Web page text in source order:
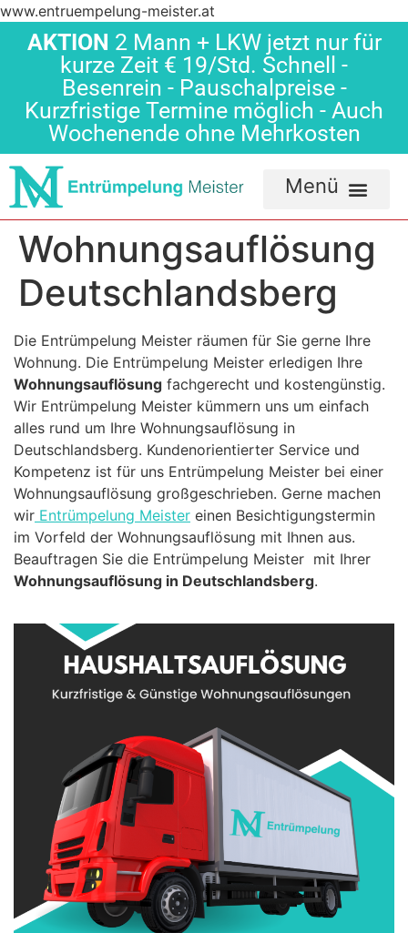
www.entruempelung-meister.at
AKTION 2 Mann + LKW jetzt nur für
kurze Zeit € 19/Std. Schnell -
Besenrein - Pauschalpreise -
Kurzfristige Termine möglich - Auch
Wochenende ohne Mehrkosten
Wohnungsauflösung
Deutschlandsberg
Die Entrümpelung Meister räumen für Sie gerne Ihre
Wohnung. Die Entrümpelung Meister erledigen Ihre
Wohnungsauflösung fachgerecht und kostengünstig.
Wir Entrümpelung Meister kümmern uns um einfach
alles rund um Ihre Wohnungsauflösung in
Deutschlandsberg. Kundenorientierter Service und
Kompetenz ist für uns Entrümpelung Meister bei einer
Wohnungsauflösung großgeschrieben. Gerne machen
wir Entrümpelung Meister einen Besichtigungstermin
im Vorfeld der Wohnungsauflösung mit Ihnen aus.
Beauftragen Sie die Entrümpelung Meister mit Ihrer
Wohnungsauflösung in Deutschlandsberg.